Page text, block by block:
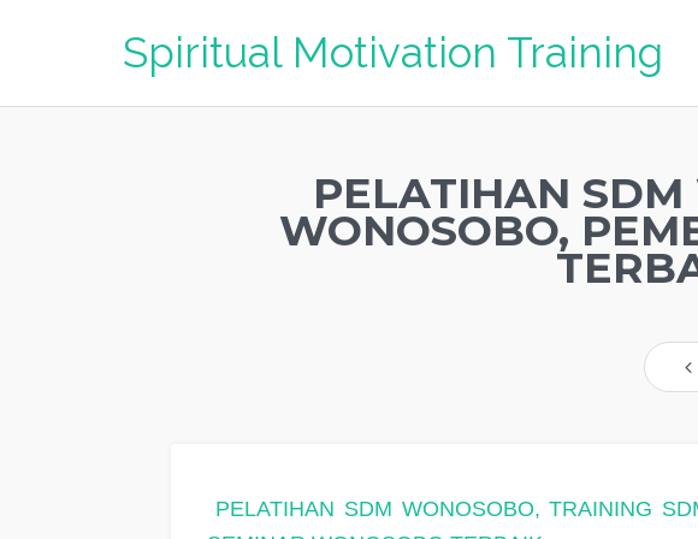
Spiritual Motivation Training
PELATIHAN
WONOSOBO,
PELATIHAN SDM WONOSOBO, TRAINING